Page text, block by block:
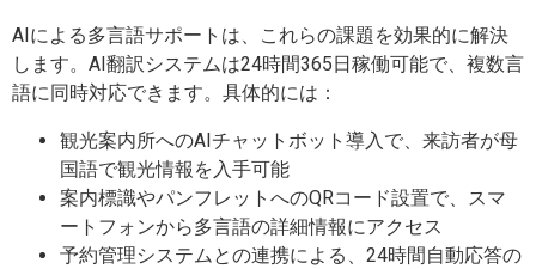
AIによる多言語サポートは、これらの課題を効果的に解決
します。AI翻訳システムは24時間365日稼働可能で、複数言
語に同時対応できます。具体的には：
観光案内所へのAIチャットボット導入で、来訪者が母
国語で観光情報を入手可能
案内標識やパンフレットへのQRコード設置で、スマ
ートフォンから多言語の詳細情報にアクセス
予約管理システムとの連携による、24時間自動応答の